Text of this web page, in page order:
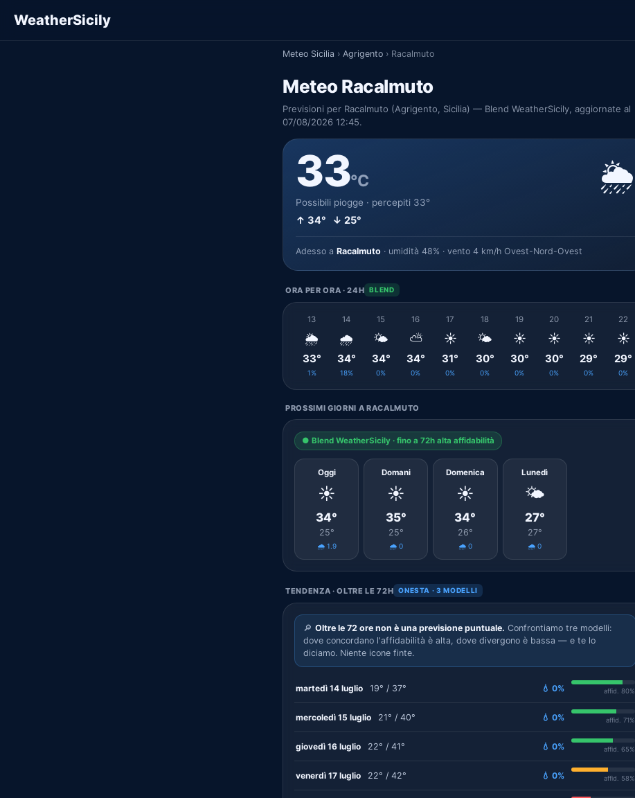
WeatherSicily
Meteo Sicilia › Agrigento › Racalmuto
Meteo Racalmuto
Previsioni per Racalmuto (Agrigento, Sicilia) — Blend WeatherSicily, aggiornate al
07/08/2026 12:45.
33°C
Possibili piogge · percepiti 33°
↑ 34° ↓ 25°
🌦️
Adesso a Racalmuto · umidità 48% · vento 4 km/h Ovest-Nord-Ovest
ORA PER ORA · 24H BLEND
13
🌦️
33°
1%
14
🌧️
34°
18%
15
🌤️
34°
0%
16
⛅
34°
0%
17
☀️
31°
0%
18
🌤️
30°
0%
19
☀️
30°
0%
20
☀️
30°
0%
21
☀️
29°
0%
22
☀️
29°
0%
PROSSIMI GIORNI A RACALMUTO
● Blend WeatherSicily · fino a 72h alta affidabilità
Oggi
☀️
34°
25°
🌧️ 1.9
Domani
☀️
35°
25°
🌧️ 0
Domenica
☀️
34°
26°
🌧️ 0
Lunedì
🌤️
27°
27°
🌧️ 0
TENDENZA · OLTRE LE 72H ONESTA · 3 MODELLI
🔎 Oltre le 72 ore non è una previsione puntuale. Confrontiamo tre modelli:
dove concordano l'affidabilità è alta, dove divergono è bassa — e te lo
diciamo. Niente icone finte.
martedì 14 luglio 19° / 37° 💧 0% affid. 80%
mercoledì 15 luglio 21° / 40° 💧 0% affid. 71%
giovedì 16 luglio 22° / 41° 💧 0% affid. 65%
venerdì 17 luglio 22° / 42° 💧 0% affid. 58%